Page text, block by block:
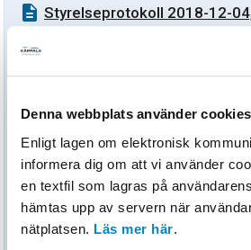
Denna webbplats använder cookies
Enligt lagen om elektronisk
informera dig om att vi använder
en textfil som lagras på
hämtas upp av servern när
nätplatsen. Läs mer här.
Styrelseprotokoll 2018-12-
Kallelse med handlingar till
pdf, 0,2 mb
Styrelseprotokoll 2018-09-
Styrelsekallelse med
pdf, 3,4 mb